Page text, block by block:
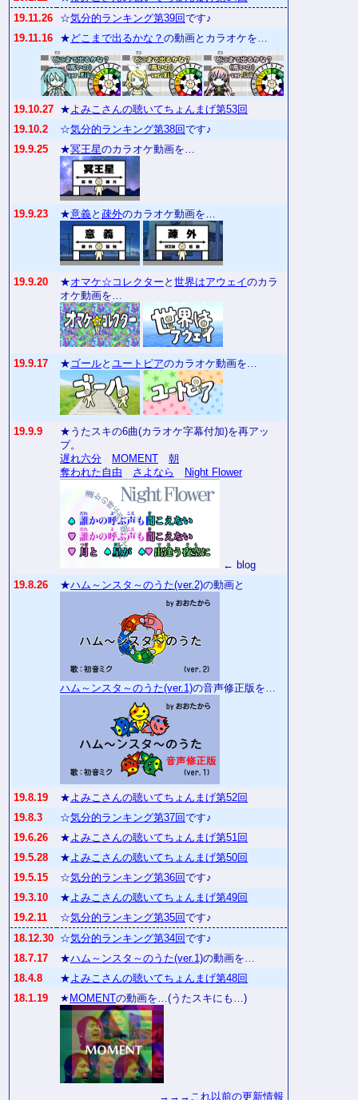
19.11.26
☆気分的ランキング第39回です♪
19.11.16
★ どこまで出るかな？ の動画とカラオケを…
19.10.27 ★よみこさんの聴いてちょんまげ第53回
19.10.2
☆気分的ランキング第38回です♪
19.9.25
★冥王星のカラオケ動画を…
19.9.23 ★意義と 疎外のカラオケ動画を…
19.9.20 ★オマケ☆コレクター と 世界はアウェイのカラ
オケ動画を…
19.9.17 ★ゴールと ユートピアのカラオケ動画を…
19.9.9
★うたスキの6曲(カラオケ字幕付加)を再アッ
プ。
遅れ六分
MOMENT
朝
奪われた自由
さよなら Night Flower
← blog
19.8.26
★ハム～ンスタ～のうた(ver.2)の動画と
ハム～ンスタ～のうた(ver.1)の音声修正版を…
19.8.19 ★よみこさんの聴いてちょんまげ第52回
19.8.3
☆気分的ランキング第37回です♪
19.6.26
★よみこさんの聴いてちょんまげ第51回
19.5.28
★よみこさんの聴いてちょんまげ第50回
19.5.15
☆気分的ランキング第36回です♪
19.3.10
★よみこさんの聴いてちょんまげ第49回
19.2.11
☆気分的ランキング第35回です♪
18.12.30 ☆気分的ランキング第34回です♪
18.7.17
★ハム～ンスタ～のうた(ver.1)の動画を…
18.4.8
★よみこさんの聴いてちょんまげ第48回
18.1.19
★ MOMENTの動画を…(うたスキにも…)
→→→ これ以前の更新情報